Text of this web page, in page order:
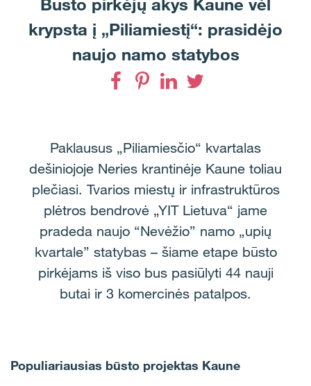
Būsto pirkėjų akys Kaune vėl
krypsta į „Piliamiestį“: prasidėjo
naujo namo statybos
Paklausus „Piliamiesčio“ kvartalas
dešiniojoje Neries krantinėje Kaune toliau
plečiasi. Tvarios miestų ir infrastruktūros
plėtros bendrovė „YIT Lietuva“ jame
pradeda naujo “Nevėžio” namo „upių
kvartale” statybas – šiame etape būsto
pirkėjams iš viso bus pasiūlyti 44 nauji
butai ir 3 komercinės patalpos.
Populiariausias būsto projektas Kaune